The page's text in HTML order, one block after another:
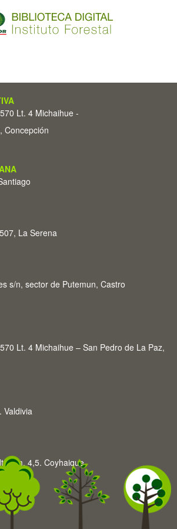
Lt. 4 Michaihue -
Concepción
La Serena
s/n, sector de Putemun, Castro
Lt. 4 Michaihue – San Pedro de La Paz,
Valdivia
Km. 4,5. Coyhaique